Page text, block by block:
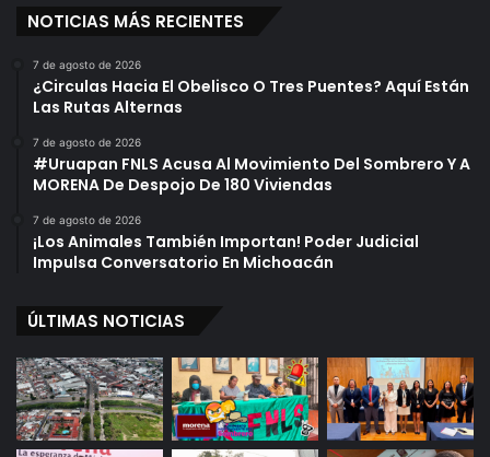
NOTICIAS MÁS RECIENTES
7 de agosto de 2026
¿Circulas Hacia El Obelisco O Tres Puentes? Aquí Están
Las Rutas Alternas
7 de agosto de 2026
#Uruapan FNLS Acusa Al Movimiento Del Sombrero Y A
MORENA De Despojo De 180 Viviendas
7 de agosto de 2026
¡Los Animales También Importan! Poder Judicial
Impulsa Conversatorio En Michoacán
ÚLTIMAS NOTICIAS